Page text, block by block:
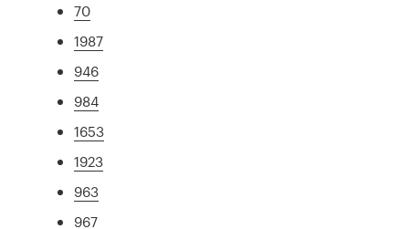
70
1987
946
984
1653
1923
963
967